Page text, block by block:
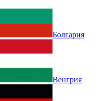
Болгария
Венгрия